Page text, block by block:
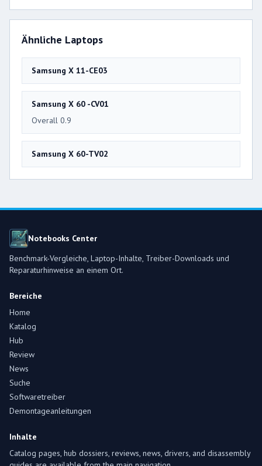
Ähnliche Laptops
Samsung X 11-CE03
Samsung X 60 -CV01
Overall 0.9
Samsung X 60-TV02
Notebooks Center
Benchmark-Vergleiche, Laptop-Inhalte, Treiber-Downloads und
Reparaturhinweise an einem Ort.
Bereiche
Home
Katalog
Hub
Review
News
Suche
Softwaretreiber
Demontageanleitungen
Inhalte
Catalog pages, hub dossiers, reviews, news, drivers, and disassembly